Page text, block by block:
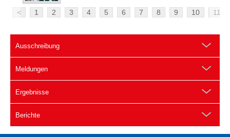
< 1 2 3 4 5 6 7 8 9 10 11
Ausschreibung
Meldungen
Ergebnisse
Berichte